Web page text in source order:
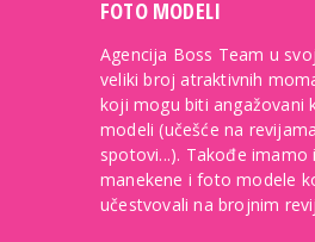
FOTO MODELI
Agencija Boss Team u
veliki broj atraktivnih
koji mogu biti angažovani
modeli (učešće na
spotovi...). Takođe imamo
manekene i foto modele
učestvovali na brojnim